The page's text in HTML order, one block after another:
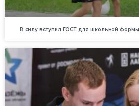
В силу вступил ГОСТ для школьной формы